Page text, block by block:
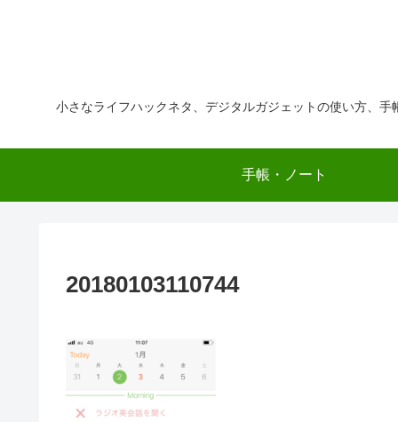
小さなライフハックネタ、デジタルガジェットの使い方、
手帳・ノート
20180103110744